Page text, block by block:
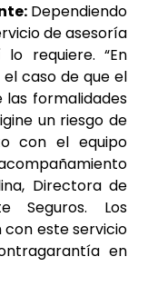
Dependiendo
de asesoría
requiere. “En
caso de que el
formalidades
un riesgo de
con el equipo
Directora de
Seguros. Los
este servicio
en